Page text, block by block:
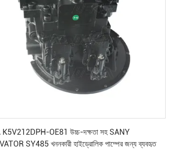
K5V212DPH-OE81 উচ্চ-দক্ষতা সহ SANY
SY485 খননকারী হাইড্রোলিক পাম্পের জন্য ব্যবহৃত